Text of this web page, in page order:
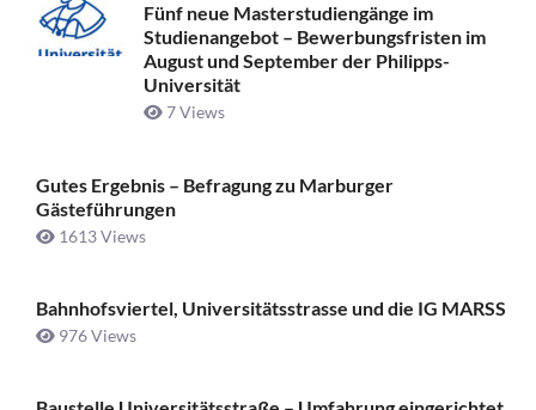
Fünf neue Masterstudiengänge im
Studienangebot – Bewerbungsfristen im
August und September der Philipps-
Universität
7 Views
Gutes Ergebnis – Befragung zu Marburger
Gästeführungen
1613 Views
Bahnhofsviertel, Universitätsstrasse und die IG MARSS
976 Views